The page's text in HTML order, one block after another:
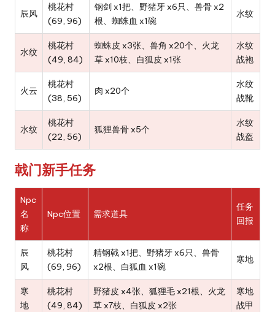
江
湖
情！
辰风
桃花村
(69, 96)
钢剑 x1把、野猪牙 x6只、兽骨 x2
根、蜘蛛血 x1碗
水纹
水纹
桃花村
(49, 84)
蜘蛛皮 x3张、兽角 x20个、火龙
草 x10枝、白狐皮 x1张
水纹
战袍
火云
桃花村
(38, 56)
肉 x20个
水纹
战靴
水纹
桃花村
(22, 56)
狐狸兽骨 x5个
水纹
战盔
戟门新手任务
Npc
名
称
Npc位置 需求道具
任务
回报
辰
风
桃花村
(69, 96)
精钢戟 x1把、野猪牙 x6只、兽骨
x2根、白狐血 x1碗
寒地
寒
地
桃花村
(49, 84)
野猪皮 x4张、狐狸毛 x21根、火龙
草 x7枝、白狐皮 x2张
寒地
战甲